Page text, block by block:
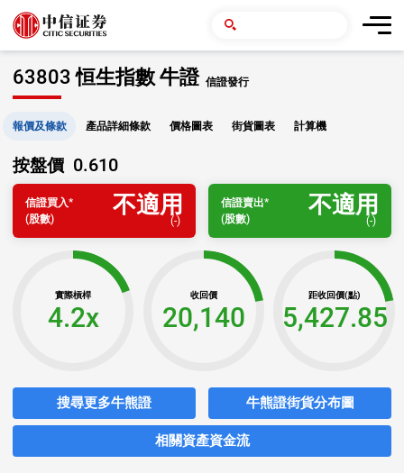
63803 恒生指數 牛證 信證發行
報價及條款 產品詳細條款 價格圖表 街貨圖表 計算機
按盤價 0.610
信證買入*
(股數)
不適用
(-)
信證賣出*
(股數)
不適用
(-)
實際槓桿
4.2x
收回價
20,140
距收回價(點)
5,427.85
搜尋更多牛熊證 牛熊證街貨分布圖
相關資產資金流